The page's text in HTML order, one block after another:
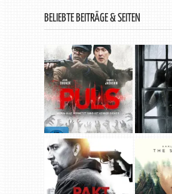
BELIEBTE BEITRÄGE & SEITEN